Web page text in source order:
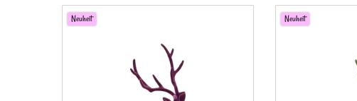
Neuheit Neuheit